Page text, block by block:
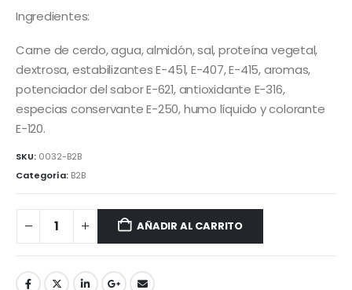
Ingredientes:
Carne de cerdo, agua, almidón, sal, proteína vegetal,
dextrosa, estabilizantes E-451, E-407, E-415, aromas,
potenciador del sabor E-621, antioxidante E-316,
especias conservante E-250, humo líquido y colorante
E-120.
SKU: 0032-B2B
Categoría: B2B
AÑADIR AL CARRITO